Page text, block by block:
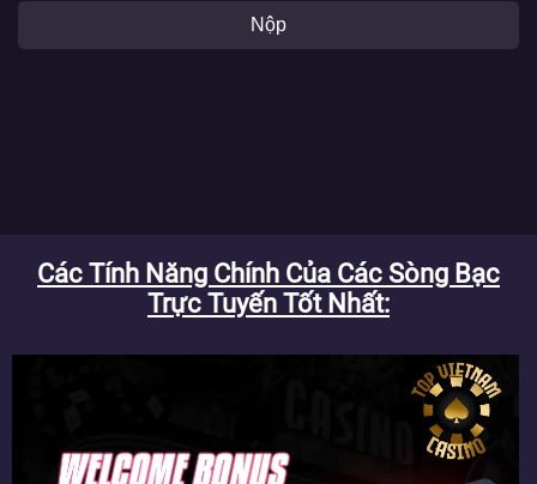
Các Tính Năng Chính Của Các Sòng Bạc
Trực Tuyến Tốt Nhất
Nộp